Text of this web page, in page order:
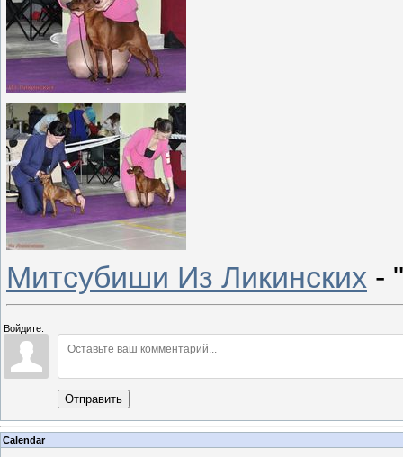
Митсубиши Из Ликинских -
Войдите:
Отправить
Calendar